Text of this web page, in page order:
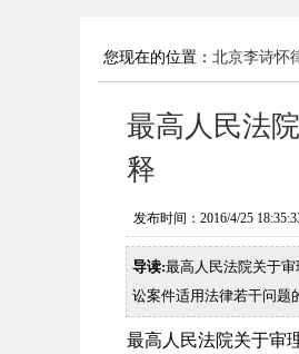
您现在的位置： 北京李诗怀
最高人民法
释
发布时间：2016/4/25
导读:最高人民法院关于
讼案件适用法律若干问题
最高人民法院关于审